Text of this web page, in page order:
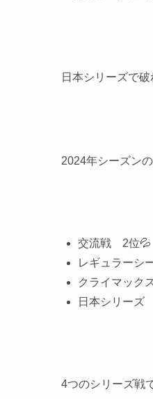
日本シリーズで
2024年シーズン
交流戦 2位💦
レギュラー
クライマック
日本シリーズ
4つのシリーズ戦